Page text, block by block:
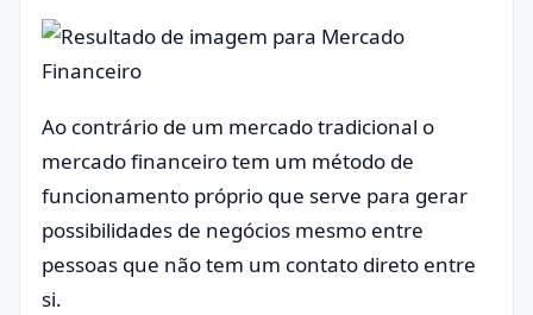
Ao contrário de um mercado tradicional o
mercado financeiro tem um método de
funcionamento próprio que serve para gerar
possibilidades de negócios mesmo entre
pessoas que não tem um contato direto entre
si.